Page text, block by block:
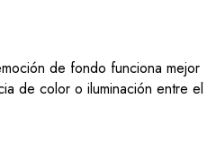
de fondo funciona mejor
de color o iluminación entre el